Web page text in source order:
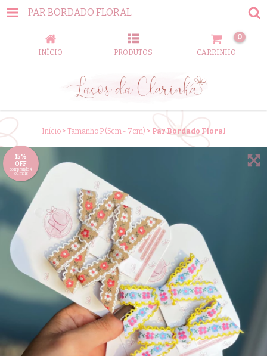
PAR BORDADO FLORAL
INÍCIO PRODUTOS CARRINHO
0
Início > Tamanho P (5cm - 7cm) > Par Bordado Floral
15%
OFF
comprando 4
ou mais